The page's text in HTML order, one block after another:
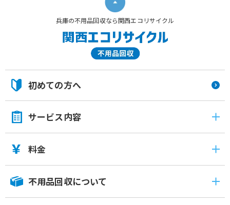
兵庫の不用品回収なら関西エコリサイクル
初めての方へ
サービス内容
料金
不用品回収について